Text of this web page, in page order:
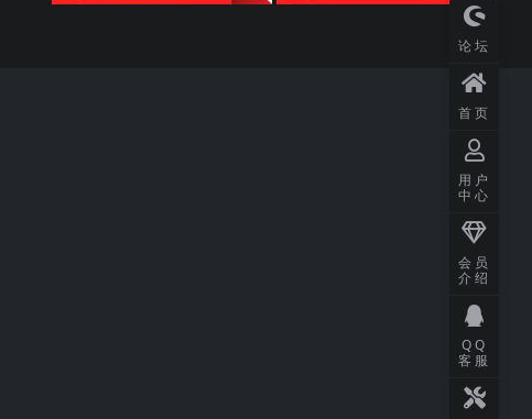
论坛
首页
用户
中心
会员
介绍
QQ
客服